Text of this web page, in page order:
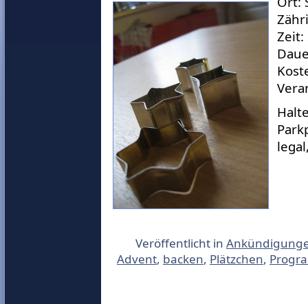
Zeit:
Veröffentlicht in
Advent, backen, Plätzchen,